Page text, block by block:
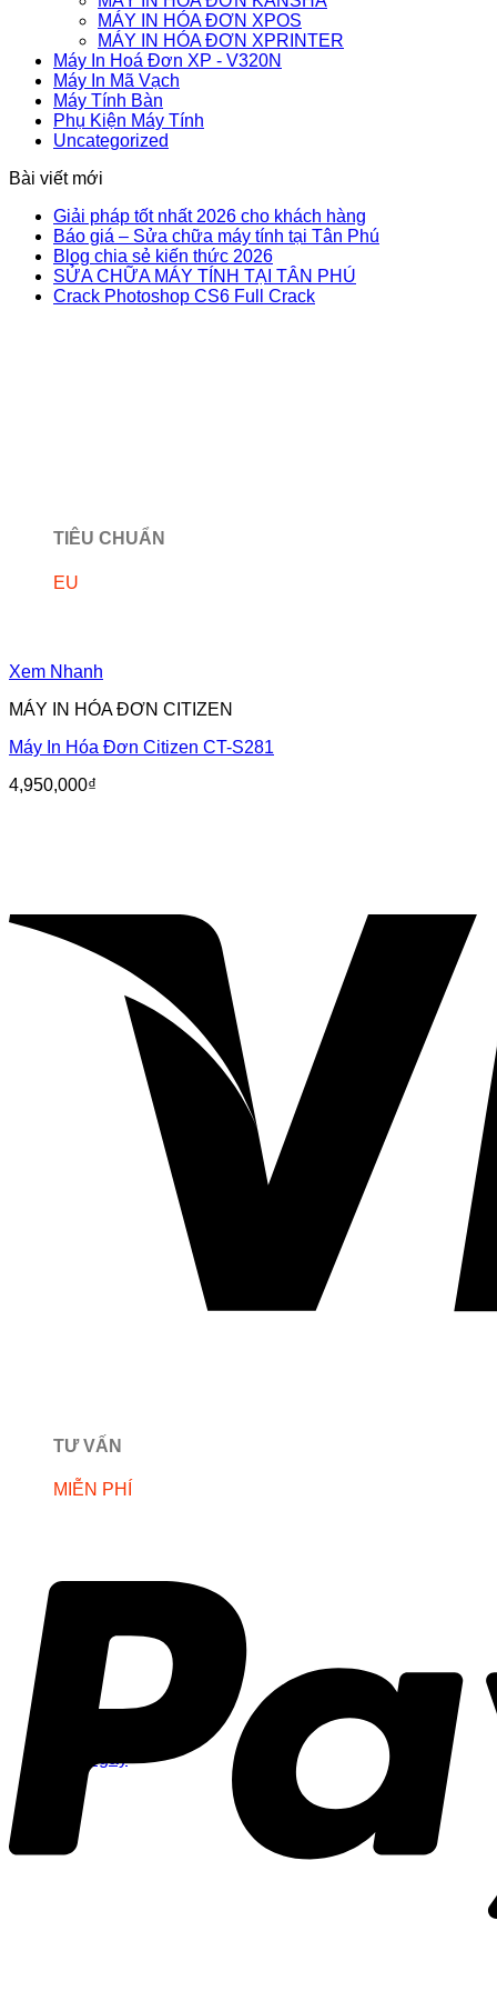
TIÊU CHUẨN
EU
TƯ VẤN
MIỄN PHÍ
MÁY IN HÓA ĐƠN XPOS
MÁY IN HÓA ĐƠN XPRINTER
Máy In Hoá Đơn XP - V320N
Máy In Mã Vạch
Máy Tính Bàn
Phụ Kiện Máy Tính
Uncategorized
Bài viết mới
Giải pháp tốt nhất 2026 cho khách hàng
Báo giá – Sửa chữa máy tính tại Tân Phú
Blog chia sẻ kiến thức 2026
SỬA CHỮA MÁY TÍNH TẠI TÂN PHÚ
Crack Photoshop CS6 Full Crack
Xem Nhanh
MÁY IN HÓA ĐƠN CITIZEN
Máy In Hóa Đơn Citizen CT-S281
4,950,000₫